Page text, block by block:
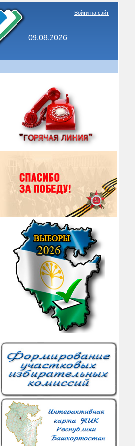
09.08.2026
Войти на сайт